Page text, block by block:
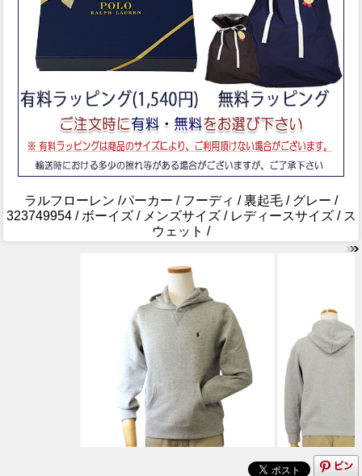
ラルフローレン /パーカー / フーディ / 裏起毛 / グレー /
323749954 / ボーイズ / メンズサイズ / レディースサイズ / ス
ウェット /